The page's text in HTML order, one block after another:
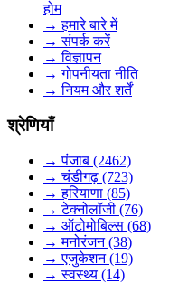
होम
→ हमारे बारे में
→ संपर्क करें
→ विज्ञापन
→ गोपनीयता नीति
→ नियम और शर्तें
श्रेणियाँ
→ पंजाब (2462)
→ चंडीगढ़ (723)
→ हरियाणा (85)
→ टेक्नोलॉजी (76)
→ ऑटोमोबिल्स (68)
→ मनोरंजन (38)
→ एजुकेशन (19)
→ स्वस्थ्य (14)